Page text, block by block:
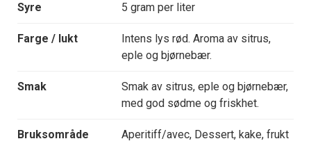
Syre 5 gram per liter
Farge / lukt
Intens lys rød. Aroma av sitrus,
eple og bjørnebær.
Smak
Smak av sitrus, eple og bjørnebær,
med god sødme og friskhet.
Bruksområde Aperitiff/avec, Dessert, kake, frukt